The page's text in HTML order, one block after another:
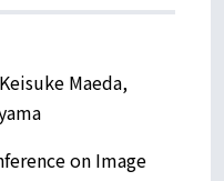
Maeda,
on Image